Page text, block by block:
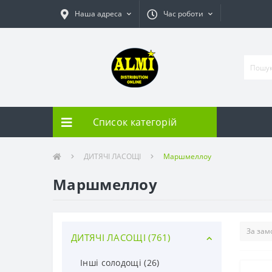
Наша адреса Час роботи
Список категорій
ДИТЯЧІ ЛАСОЩІ Маршмеллоу
Маршмеллоу
ДИТЯЧІ ЛАСОЩІ (761)
Інші солодощі (26)